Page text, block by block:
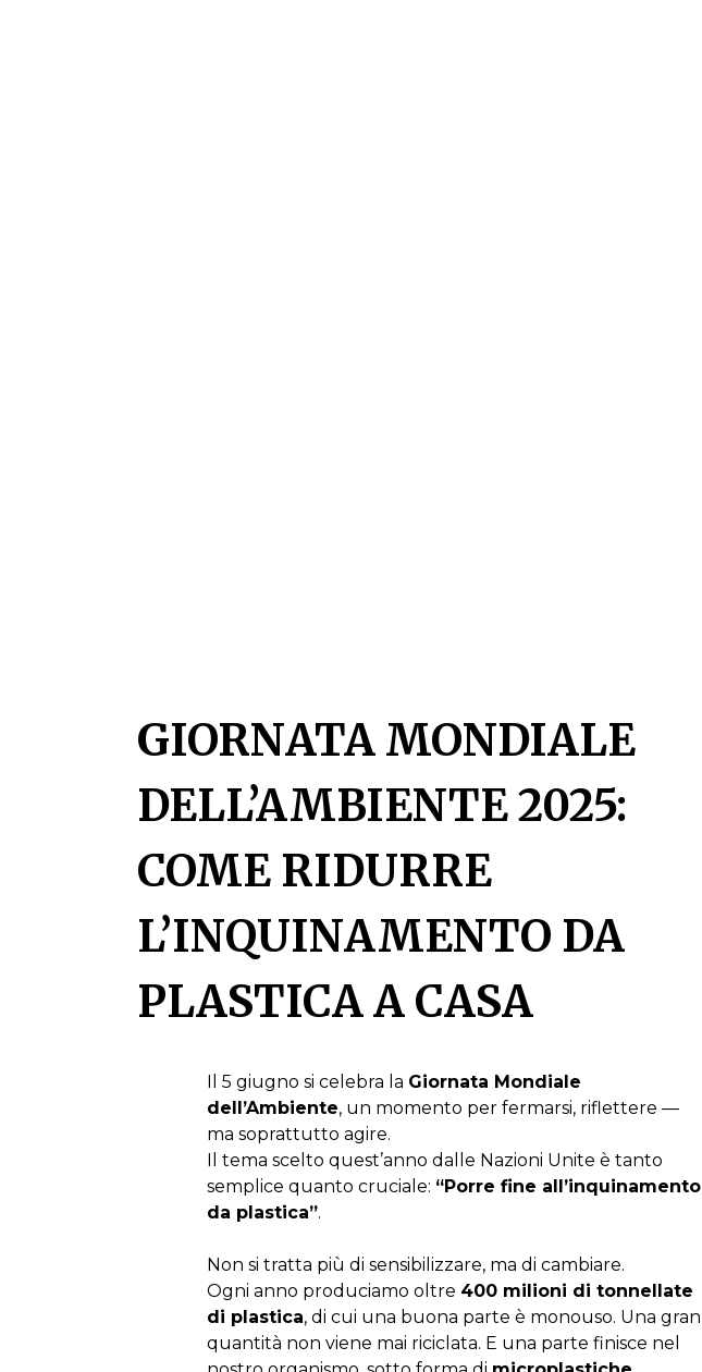
GIORNATA MONDIALE
DELL’AMBIENTE 2025:
COME RIDURRE
L’INQUINAMENTO DA
PLASTICA A CASA
Il 5 giugno si celebra la Giornata Mondiale
dell’Ambiente, un momento per fermarsi, riflettere —
ma soprattutto agire.
Il tema scelto quest’anno dalle Nazioni Unite è tanto
semplice quanto cruciale: “Porre fine all’inquinamento
da plastica”.
Non si tratta più di sensibilizzare, ma di cambiare.
Ogni anno produciamo oltre 400 milioni di tonnellate
di plastica, di cui una buona parte è monouso. Una gran
quantità non viene mai riciclata. E una parte finisce nel